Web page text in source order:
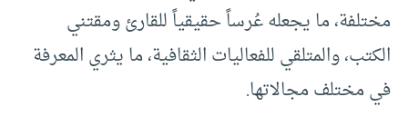
مختلفة، ما يجعله عُرساً حقيقياً للقارئ ومقتني
الكتب، والمتلقي للفعاليات الثقافية، ما يثري المعرفة
في مختلف مجالاتها.